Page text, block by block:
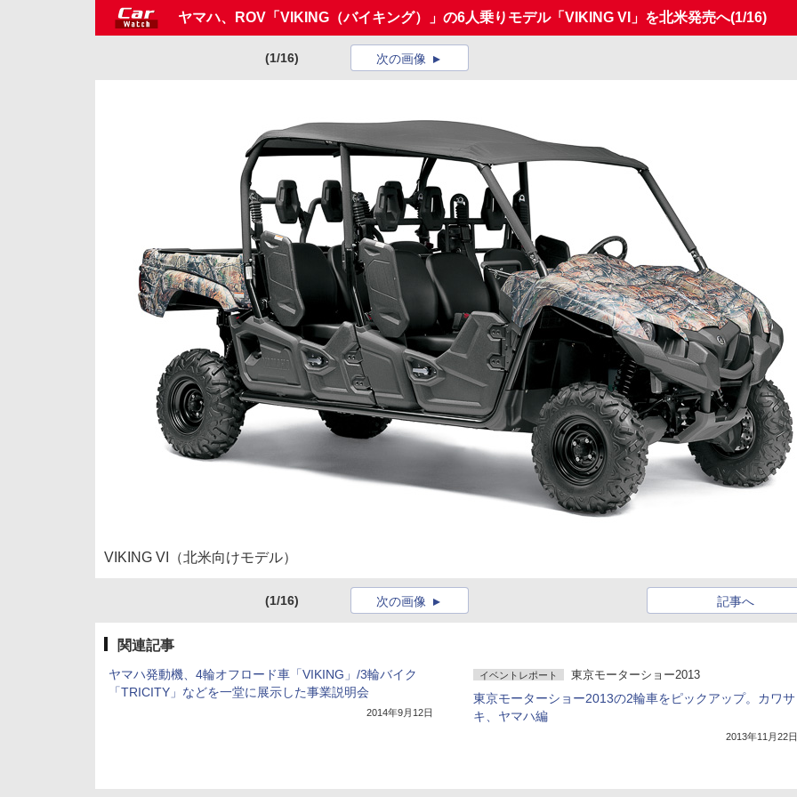
ヤマハ、ROV「VIKING（バイキング）」の6人乗りモデル「VIKING VI」を北米発売へ(1/16)
(1/16) 次の画像
VIKING VI（北米向けモデル）
(1/16) 記事へ
次の画像
関連記事
ヤマハ発動機、4輪オフロード車「VIKING」/3輪バイク
「TRICITY」などを一堂に展示した事業説明会
2014年9月12日
イベントレポート 東京モーターショー2013
東京モーターショー2013の2輪車をピックアップ。カワサ
キ、ヤマハ編
2013年11月22日